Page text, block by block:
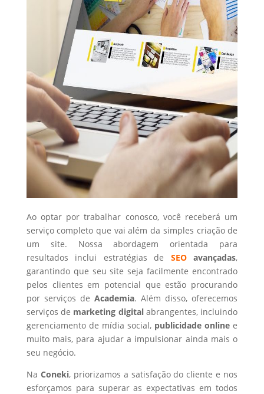
Ao optar por trabalhar conosco, você receberá um
serviço completo que vai além da simples criação de
um site. Nossa abordagem orientada para
resultados inclui estratégias de SEOavançadas,
garantindo que seu site seja facilmente encontrado
pelos clientes em potencial que estão procurando
por serviços de Academia. Além disso, oferecemos
serviços de marketing digital abrangentes, incluindo
gerenciamento de mídia social, publicidade online e
muito mais, para ajudar a impulsionar ainda mais o
seu negócio.
Na Coneki, priorizamos a satisfação do cliente e nos
esforçamos para superar as expectativas em todos